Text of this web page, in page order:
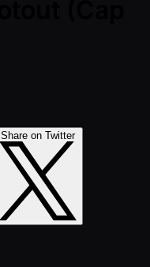
Share on Twitter